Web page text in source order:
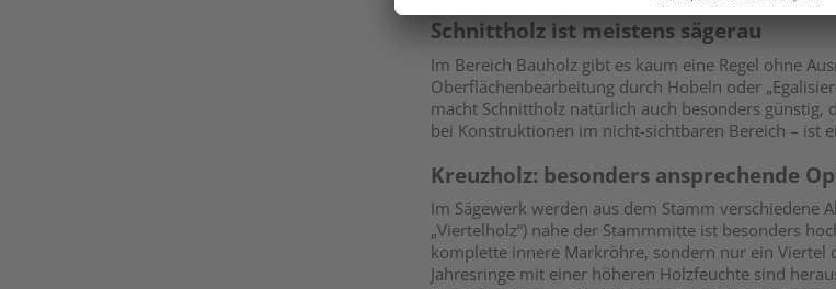
Schnittholz ist meistens sägerau
Im Bereich Bauholz gibt es kaum eine Regel ohne
Oberflächenbearbeitung durch Hobeln oder
macht Schnittholz natürlich auch besonders günstig,
bei Konstruktionen im nicht-sichtbaren Bereich – ist
Kreuzholz: besonders ansprechende
Im Sägewerk werden aus dem Stamm verschiedene
„Viertelholz“) nahe der Stammmitte ist besonders
komplette innere Markröhre, sondern nur ein Viertel
Jahresringe mit einer höheren Holzfeuchte sind